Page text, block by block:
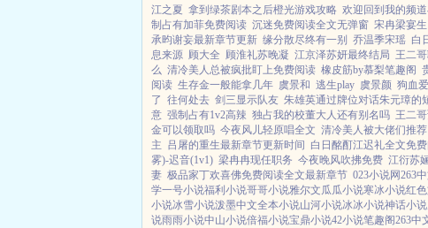
江之夏 拿到绿茶剧本之后橙光游戏攻略 欢迎回到我的频
制占有加菲免费阅读 沉迷免费阅读全文无弹窗 宋冉梁宴生
承昀谢妄最新章节更新 缘分散尽终有一别 乔温季宋瑶 白
息来源 顾大全 顾淮礼苏晚凝 江京泽苏妍最终结局 王二
么 清冷美人总被疯批盯上免费阅读 橡皮筋by慕梨笔趣阁
阅读 生存金一般能拿几年 虞景和 逃生play 虞景颜 狗血
了 往何处去 剑三显示队友 朱雄英通过牌位对话朱元璋的
意 强制占有1v2高辣 独占我的校董大人还有别名吗 王二
金可以领取吗 今夜风儿轻原唱全文 清冷美人被大佬们推荐
主 吕屠的重生最新章节更新时间 白日酩酊江迟礼全文免
雾)-迟音(1v1) 梁冉冉现任职务 今夜晚风吹拂免费 江衍苏
妻 极品家丁欢喜佛免费阅读全文最新章节 023小说网263
学一号小说福利小说哥哥小说雅尔文瓜瓜小说寒冰小说红
小说冰雪小说泼墨中文全本小说山河小说冰冰小说神话小说
说雨雨小说中山小说倍福小说宝鼎小说42小说笔趣阁263中